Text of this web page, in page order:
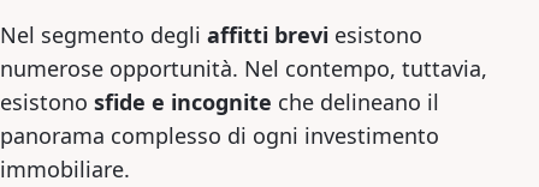
Nel segmento degli affitti brevi esistono
numerose opportunità. Nel contempo, tuttavia,
esistono sfide e incognite che delineano il
panorama complesso di ogni investimento
immobiliare.